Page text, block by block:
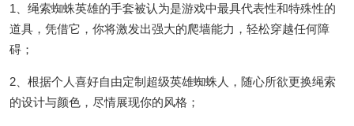
1、绳索蜘蛛英雄的手套被认为是游戏中最具代表性和特殊性的
道具，凭借它，你将激发出强大的爬墙能力，轻松穿越任何障
碍；
2、根据个人喜好自由定制超级英雄蜘蛛人，随心所欲更换绳索
的设计与颜色，尽情展现你的风格；